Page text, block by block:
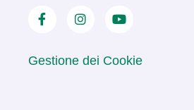
Gestione dei Cookie